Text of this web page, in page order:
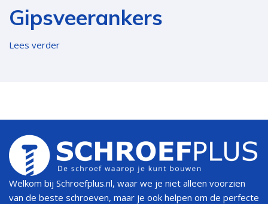
Gipsveerankers
Lees verder
Welkom bij Schroefplus.nl, waar we je niet alleen voorzien
van de beste schroeven, maar je ook helpen om de perfecte